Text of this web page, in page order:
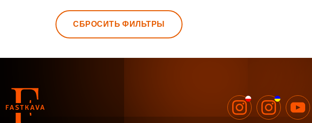
СБРОСИТЬ ФИЛЬТРЫ